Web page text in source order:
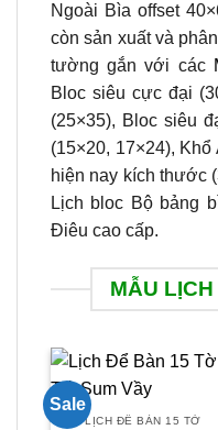
Ngoài Bìa offset
còn sản xuất và
tường gắn với các
Bloc siêu cực đại
(25×35), Bloc siêu
(15×20, 17×24),
hiện nay kích thước
Lịch bloc Bộ bảng
Điêu cao cấp.
MẪU
Sale
LỊCH ĐỂ BÀN 15 TỜ